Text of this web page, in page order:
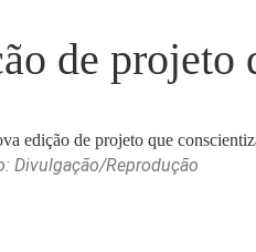
de projeto
Divulgação/Reprodução